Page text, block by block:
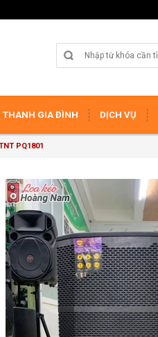
THANH GIA ĐÌNH DỊCH VỤ
PQ1801